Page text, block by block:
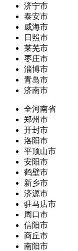
济宁市
泰安市
威海市
日照市
莱芜市
枣庄市
淄博市
青岛市
济南市
全河南省
郑州市
开封市
洛阳市
平顶山市
安阳市
鹤壁市
新乡市
济源市
驻马店市
周口市
信阳市
商丘市
南阳市